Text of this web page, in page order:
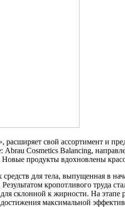
свой ассортимент и
Abrau Cosmetics Balancing,
продукты вдохновлены
для тела, выпущенная в
кропотливого труда
склонной к жирности. На этапе
максимальной